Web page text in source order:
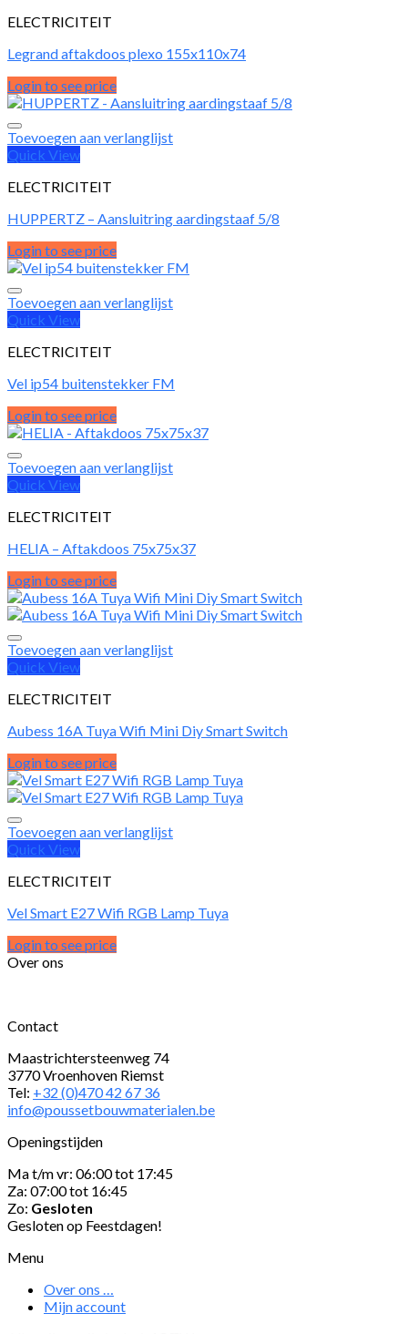
ELECTRICITEIT
Legrand aftakdoos plexo 155x110x74
Login to see price
Toevoegen aan verlanglijst
Quick View
ELECTRICITEIT
HUPPERTZ – Aansluitring aardingstaaf 5/8
Login to see price
Toevoegen aan verlanglijst
Quick View
ELECTRICITEIT
Vel ip54 buitenstekker FM
Login to see price
Toevoegen aan verlanglijst
Quick View
ELECTRICITEIT
HELIA – Aftakdoos 75x75x37
Login to see price
Toevoegen aan verlanglijst
Quick View
ELECTRICITEIT
Aubess 16A Tuya Wifi Mini Diy Smart Switch
Login to see price
Toevoegen aan verlanglijst
Quick View
ELECTRICITEIT
Vel Smart E27 Wifi RGB Lamp Tuya
Login to see price
Over ons
Contact
Maastrichtersteenweg 74
3770 Vroenhoven Riemst
Tel: +32 (0)470 42 67 36
info@poussetbouwmaterialen.be
Openingstijden
Ma t/m vr: 06:00 tot 17:45
Za: 07:00 tot 16:45
Zo: Gesloten
Gesloten op Feestdagen!
Menu
Over ons …
Mijn account